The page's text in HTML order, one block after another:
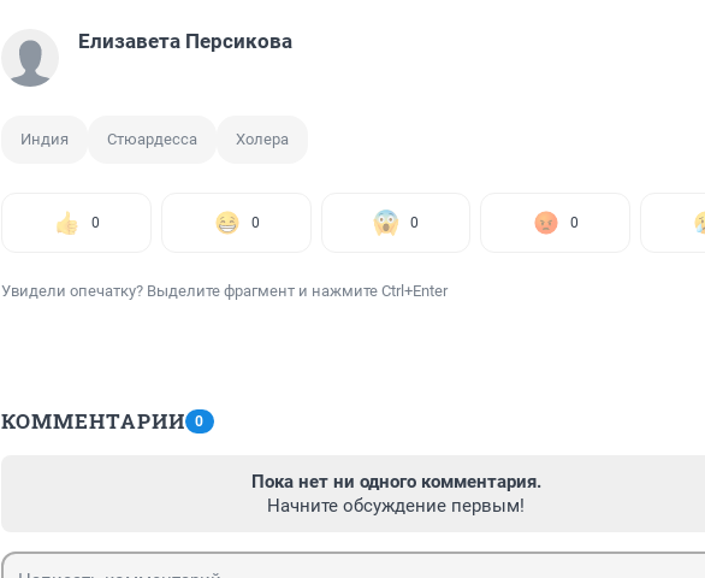
Елизавета Персикова
Индия Стюардесса Холера
0 0 0 0
Увидели опечатку? Выделите фрагмент и нажмите Ctrl+Enter
КОММЕНТАРИИ 0
Пока нет ни одного комментария.
Начните обсуждение первым!